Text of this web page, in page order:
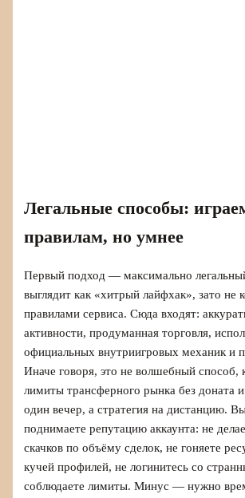
Легальные способы:
правилам, но умнее
Первый подход — максимально
выглядит как «хитрый лайфхак», зато не
правилами сервиса. Сюда входят:
активности, продуманная торговля,
официальных внутриигровых механик и
Иначе говоря, это не волшебный способ,
лимиты трансферного рынка без доната
один вечер, а стратегия на дистанцию.
поднимаете репутацию аккаунта: не
скачков по объёму сделок, не гоняете
кучей профилей, не логинитесь со
соблюдаете лимиты. Минус — нужно